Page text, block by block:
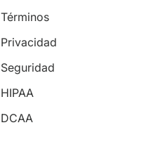
Términos
Privacidad
Seguridad
HIPAA
DCAA